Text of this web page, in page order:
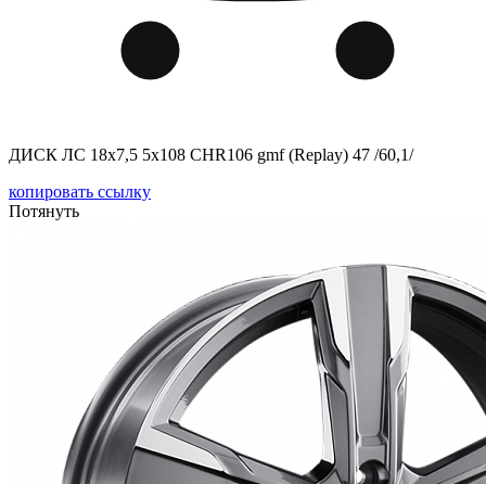
ДИСК ЛС 18x7,5 5x108 CHR106 gmf (Replay) 47 /60,1/
копировать ссылку
Потянуть